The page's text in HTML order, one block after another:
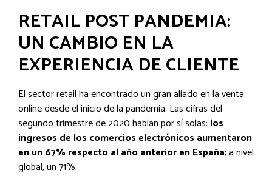
RETAIL POST PANDEMIA:
UN CAMBIO EN LA
EXPERIENCIA DE CLIENTE
El sector retail ha encontrado un gran aliado en la venta
online desde el inicio de la pandemia. Las cifras del
segundo trimestre de 2020 hablan por sí solas: los
ingresos de los comercios electrónicos aumentaron
en un 67% respecto al año anterior en España; a nivel
global, un 71%.